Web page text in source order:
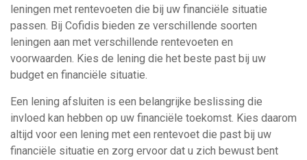
leningen met rentevoeten die bij uw financiële situatie
passen. Bij Cofidis bieden ze verschillende soorten
leningen aan met verschillende rentevoeten en
voorwaarden. Kies de lening die het beste past bij uw
budget en financiële situatie.
Een lening afsluiten is een belangrijke beslissing die
invloed kan hebben op uw financiële toekomst. Kies daarom
altijd voor een lening met een rentevoet die past bij uw
financiële situatie en zorg ervoor dat u zich bewust bent